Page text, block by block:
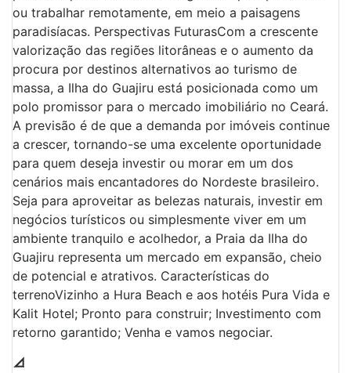
ou trabalhar remotamente, em meio a paisagens
paradisíacas. Perspectivas FuturasCom a crescente
valorização das regiões litorâneas e o aumento da
procura por destinos alternativos ao turismo de
massa, a Ilha do Guajiru está posicionada como um
polo promissor para o mercado imobiliário no Ceará.
A previsão é de que a demanda por imóveis continue
a crescer, tornando-se uma excelente oportunidade
para quem deseja investir ou morar em um dos
cenários mais encantadores do Nordeste brasileiro.
Seja para aproveitar as belezas naturais, investir em
negócios turísticos ou simplesmente viver em um
ambiente tranquilo e acolhedor, a Praia da Ilha do
Guajiru representa um mercado em expansão, cheio
de potencial e atrativos. Características do
terrenoVizinho a Hura Beach e aos hotéis Pura Vida e
Kalit Hotel; Pronto para construir; Investimento com
retorno garantido; Venha e vamos negociar.